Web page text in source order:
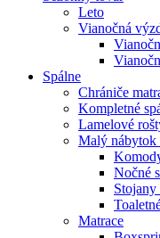
Leto
Vianočná
Spálne
Chrániče
Kompletné
Lamelové
Malý nábytok
Nočné
Stojany
Matrace